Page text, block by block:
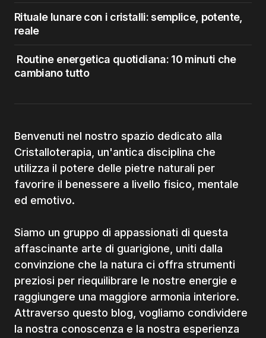
Rituale lunare con i cristalli: semplice, potente,
reale
Routine energetica quotidiana: 10 minuti che
cambiano tutto
Benvenuti nel nostro spazio dedicato alla
Cristalloterapia, un'antica disciplina che
utilizza il potere delle pietre naturali per
favorire il benessere a livello fisico, mentale
ed emotivo.
Siamo un gruppo di appassionati di questa
affascinante arte di guarigione, uniti dalla
convinzione che la natura ci offra strumenti
preziosi per riequilibrare le nostre energie e
raggiungere una maggiore armonia interiore.
Attraverso questo blog, vogliamo condividere
la nostra conoscenza e la nostra esperienza